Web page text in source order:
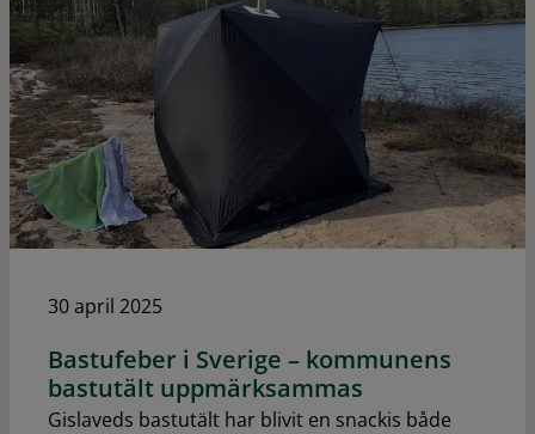
30 april 2025
Bastufeber i Sverige – kommunens
bastutält uppmärksammas
Gislaveds bastutält har blivit en snackis både